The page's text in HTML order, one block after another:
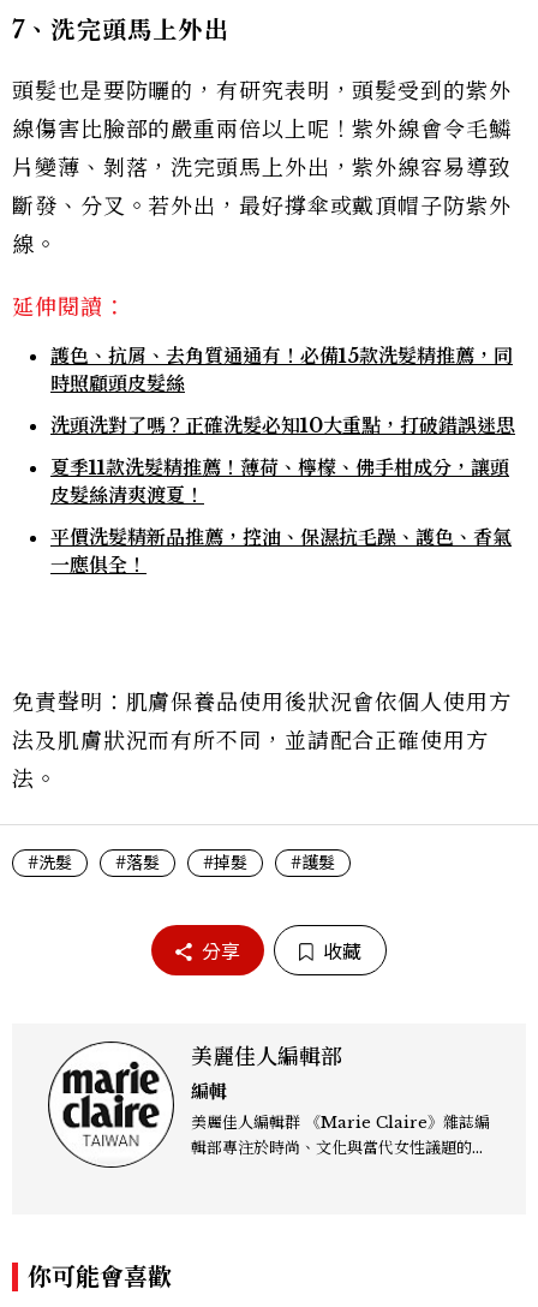
7、洗完頭馬上外出
頭髮也是要防曬的，有研究表明，頭髮受到的紫外
線傷害比臉部的嚴重兩倍以上呢！紫外線會令毛鱗
片變薄、剝落，洗完頭馬上外出，紫外線容易導致
斷發、分叉。若外出，最好撐傘或戴頂帽子防紫外
線。
延伸閱讀：
護色、抗屑、去角質通通有！必備15款洗髮精推薦，同
時照顧頭皮髮絲
洗頭洗對了嗎？正確洗髮必知10大重點，打破錯誤迷思
夏季11款洗髮精推薦！薄荷、檸檬、佛手柑成分，讓頭
皮髮絲清爽渡夏！
平價洗髮精新品推薦，控油、保濕抗毛躁、護色、香氣
一應俱全！
免責聲明：肌膚保養品使用後狀況會依個人使用方
法及肌膚狀況而有所不同，並請配合正確使用方
法。
#洗髮 #落髮 #掉髮 #護髮
分享 收藏
美麗佳人編輯部
編輯
美麗佳人編輯群 《Marie Claire》雜誌編
輯部專注於時尚、文化與當代女性議題的深
你可能會喜歡